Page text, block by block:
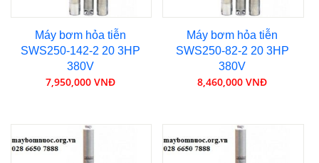
Máy bơm hỏa tiễn
SWS250-142-2 20 3HP
380V
7,950,000 VNĐ
Máy bơm hỏa tiễn
SWS250-82-2 20 3HP
380V
8,460,000 VNĐ